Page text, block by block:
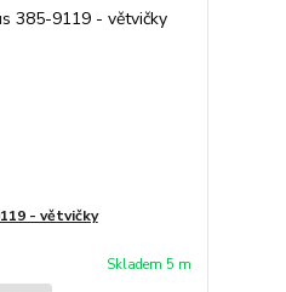
- větvičky
Skladem 5 m